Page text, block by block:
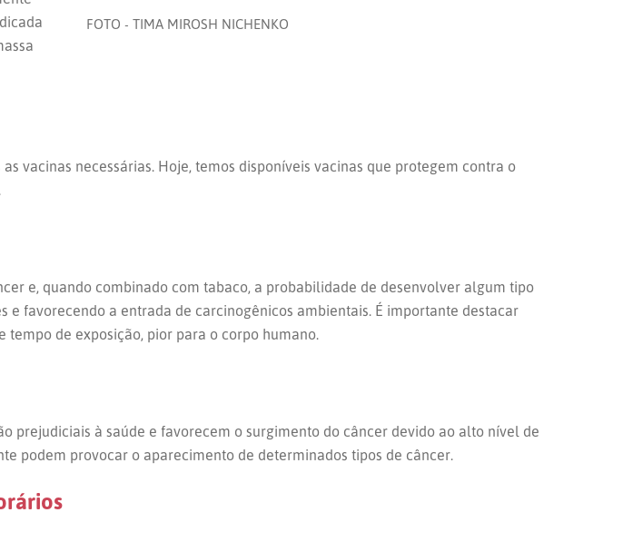
FOTO - TIMA MIROSH NICHENKO
vacinas necessárias. Hoje, temos disponíveis vacinas que protegem contra o
e, quando combinado com tabaco, a probabilidade de desenvolver algum tipo
e favorecendo a entrada de carcinogênicos ambientais. É importante destacar
de exposição, pior para o corpo humano.
prejudiciais à saúde e favorecem o surgimento do câncer devido ao alto nível de
podem provocar o aparecimento de determinados tipos de câncer.